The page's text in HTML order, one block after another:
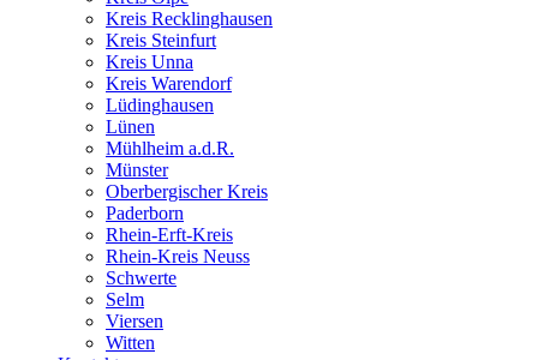
Kreis Recklinghausen
Kreis Steinfurt
Kreis Unna
Kreis Warendorf
Lüdinghausen
Lünen
Mühlheim a.d.R.
Münster
Oberbergischer Kreis
Paderborn
Rhein-Erft-Kreis
Rhein-Kreis Neuss
Schwerte
Selm
Viersen
Witten